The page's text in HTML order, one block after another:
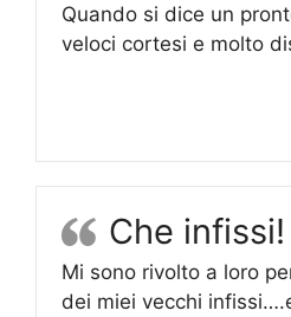
Quando si dice un
veloci cortesi e molto
Che infissi!
Mi sono rivolto a loro
dei miei vecchi